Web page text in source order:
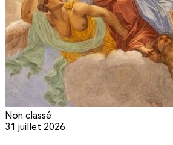
Non classé
31 juillet 2026